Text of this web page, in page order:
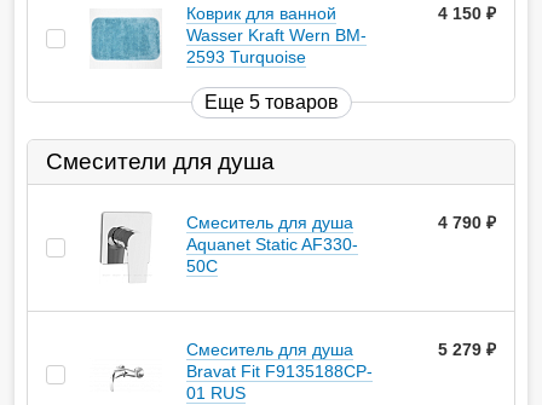
Коврик для ванной
Wasser Kraft Wern BM-
2593 Turquoise
4 150
Еще 5 товаров
Смесители для душа
Смеситель для душа
Aquanet Static AF330-
50С
4 790
Смеситель для душа
Bravat Fit F9135188CP-
01 RUS
5 279